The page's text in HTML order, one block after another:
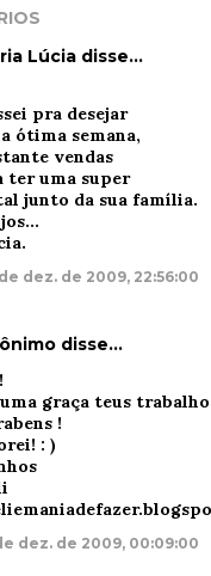
Lúcia disse…
pra desejar
ótima semana,
vendas
ter uma super
junto da sua família.
dez. de 2009, 22:56:00
disse…
graça teus
!
: )
dez. de 2009, 00:09:00